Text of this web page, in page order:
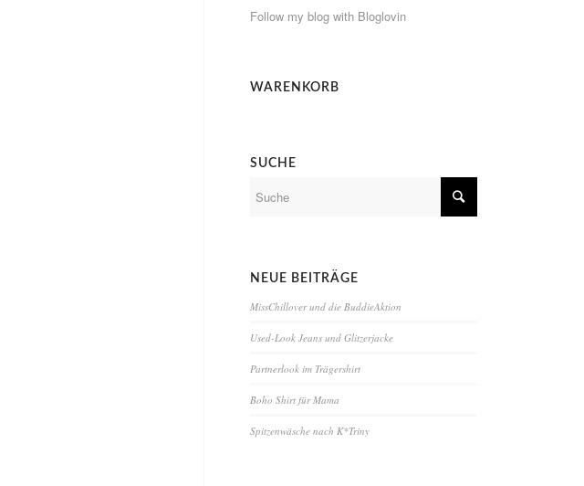
Follow my blog with Bloglovin
WARENKORB
SUCHE
NEUE BEITRÄGE
MissChillover und die BuddieAktion
Used-Look Jeans und Glitzerjacke
Partnerlook im Trägershirt
Boho Shirt für Mama
Spitzenwäsche nach K*Triny